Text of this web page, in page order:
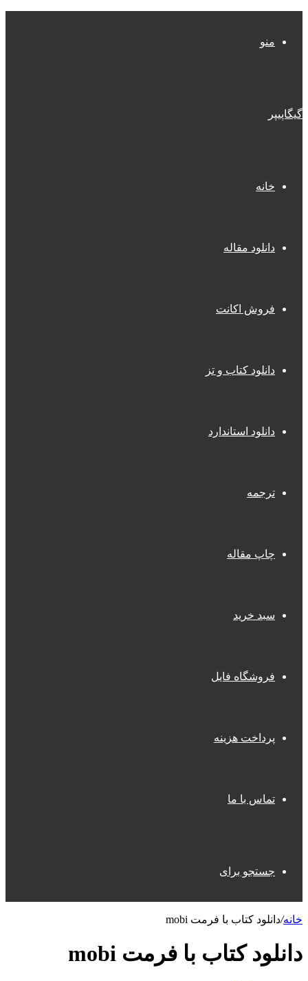
منو
گیگاپیپر
خانه
دانلود مقاله
فروش اکانت
دانلود کتاب و تز
دانلود استاندارد
ترجمه
چاپ مقاله
سبد خرید
فروشگاه فایل
پرداخت هزینه
تماس با ما
جستجو برای
خانه/دانلود کتاب با فرمت mobi
دانلود کتاب با فرمت mobi